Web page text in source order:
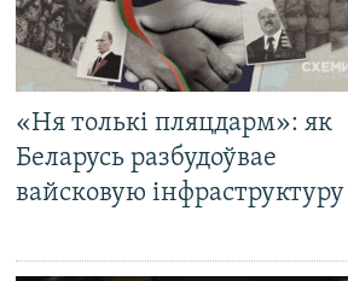
«Ня толькі пляцдарм»: як
Беларусь разбудоўвае
вайсковую інфраструктуру